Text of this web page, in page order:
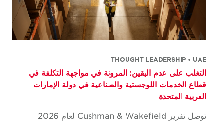
THOUGHT LEADERSHIP • UAE
التغلب على عدم اليقين: المرونة في مواجهة التكلفة في
قطاع الخدمات اللوجستية والصناعية في دولة الإمارات
العربية المتحدة
توصل تقرير Cushman & Wakefield لعام 2026